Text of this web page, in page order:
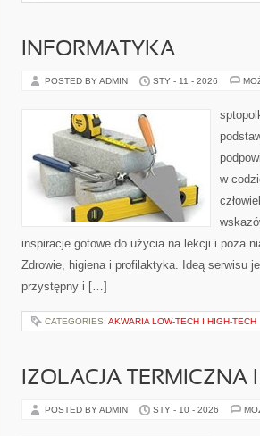
INFORMATYKA
POSTED BY ADMIN STY - 11 - 2026
w
inspiracje gotowe do użycia na lekcji i poza
Zdrowie, higiena i profilaktyka. Ideą serwisu
przystępny i […]
CATEGORIES: AKWARIA LOW-TECH I HIGH-TECH
IZOLACJA TERMICZNA
POSTED BY ADMIN STY - 10 - 2026